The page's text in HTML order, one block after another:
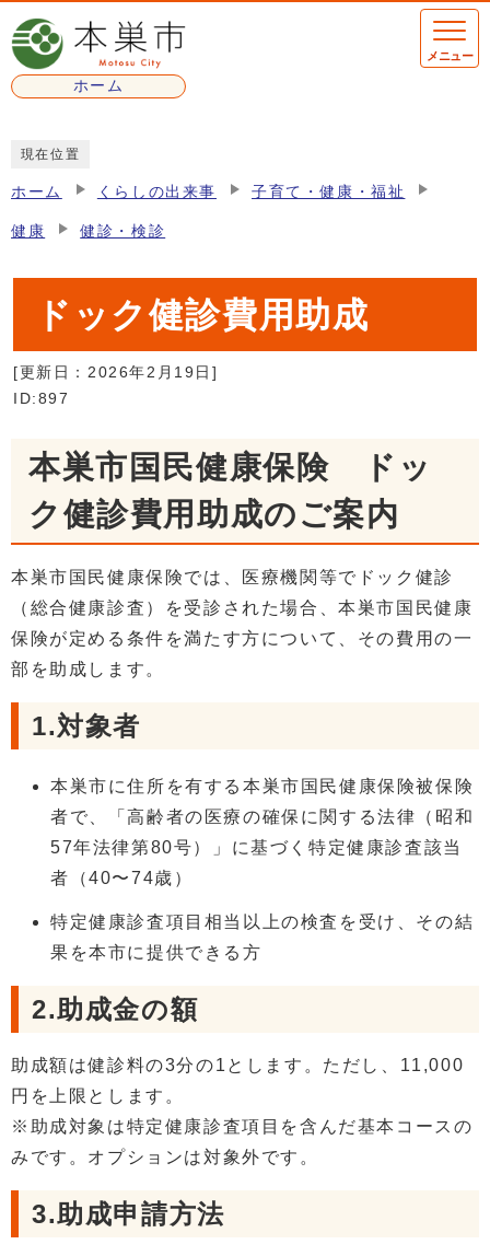
ページの先頭です
ホーム
メニュー
現在位置
ホーム くらしの出来事 子育て・健康・福祉
健康 健診・検診
ドック健診費用助成
[更新日： 2026年2月19日 ]
ID:897
本巣市国民健康保険 ドッ
ク健診費用助成のご案内
本巣市国民健康保険では、医療機関等でドック健診
（総合健康診査）を受診された場合、本巣市国民健康
保険が定める条件を満たす方について、その費用の一
部を助成します。
1.対象者
本巣市に住所を有する本巣市国民健康保険被保険
者で、「高齢者の医療の確保に関する法律（昭和
57年法律第80号）」に基づく特定健康診査該当
者（40〜74歳）
特定健康診査項目相当以上の検査を受け、その結
果を本市に提供できる方
2.助成金の額
助成額は健診料の3分の1とします。ただし、11,000
円を上限とします。
※助成対象は特定健康診査項目を含んだ基本コースの
みです。オプションは対象外です。
3.助成申請方法